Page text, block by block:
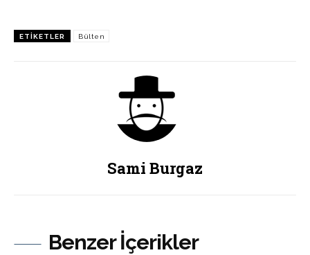
Benzer İçerikler
ETIKETLER Bülten
Sami Burgaz